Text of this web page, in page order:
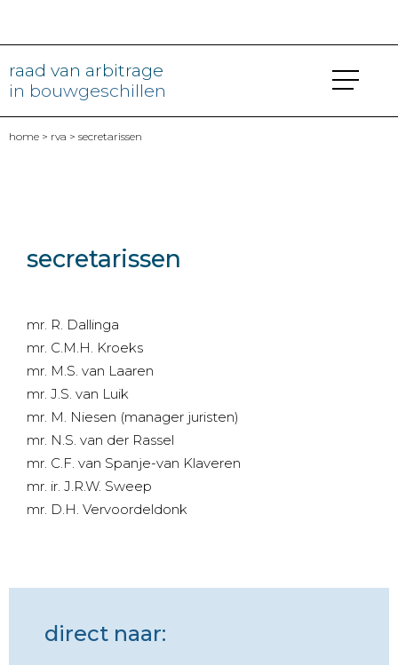
raad van arbitrage
in bouwgeschillen
home > rva > secretarissen
secretarissen
mr. R. Dallinga
mr. C.M.H. Kroeks
mr. M.S. van Laaren
mr. J.S. van Luik
mr. M. Niesen (manager juristen)
mr. N.S. van der Rassel
mr. C.F. van Spanje-van Klaveren
mr. ir. J.R.W. Sweep
mr. D.H. Vervoordeldonk
direct naar: